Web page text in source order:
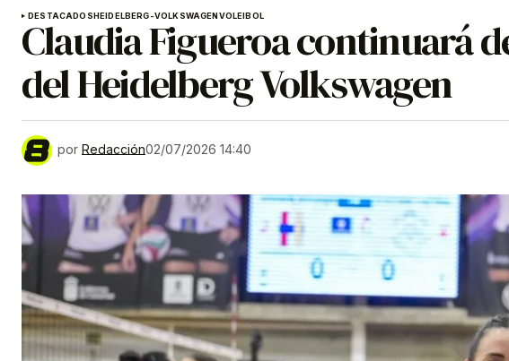
DESTACADOSHEIDELBERG-VOLKSWAGENVOLEIBOL
Claudia Figueroa continuará
del Heidelberg Volkswagen
por Redacción02/07/2026 14:40